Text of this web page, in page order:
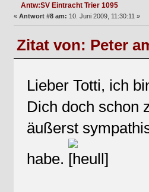
Antw:SV Eintracht Trier 1095
« Antwort #8 am: 10. Juni 2009, 11:30:11 »
Zitat von: Peter
Lieber Totti, ich
Dich doch schon
äußerst
habe.